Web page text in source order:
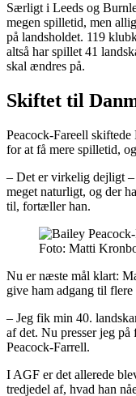
Særligt i Leeds og
megen spilletid, men
på landsholdet. 119
altså har spillet 41
skal ændres på.
Skiftet til
Peacock-Fareell
for at få mere spilletid,
– Det er virkelig dejligt –
meget naturligt, og der
til, fortæller han.
Foto: Matti
Nu er næste mål klart:
give ham adgang til
– Jeg fik min 40.
af det. Nu presser jeg
Peacock-Farrell.
I AGF er det allerede
tredjedel af, hvad han